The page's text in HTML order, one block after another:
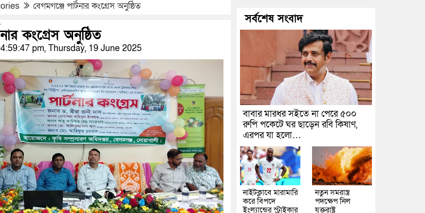
বেগমগঞ্জে পার্টনার কংগ্রেস অনুষ্ঠিত
কংগ্রেস অনুষ্ঠিত
pm, Thursday, 19 June 2025
সর্বশেষ সংবাদ
বাবার মারধর সইতে না পেরে ৫০০
রুপি পকেটে ঘর ছাড়েন রবি কিষাণ,
এরপর যা হলো…
নাইটক্লাবে মারামারি
করে বিপদে
ইংল্যান্ডের স্ট্রাইকার
নতুন সমরাস্ত্র
পদক্ষেপ নিল
যুক্তরাষ্ট্র